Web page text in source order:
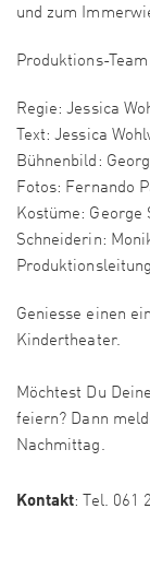
und zum
Produktions-Team
Regie: Jessica
Text: Jessica
Bühnenbild:
Fotos: Fernando
Kostüme: George
Schneiderin:
Geniesse einen
Kindertheater.
Möchtest Du
feiern? Dann
Nachmittag.
Kontakt: Tel. 061